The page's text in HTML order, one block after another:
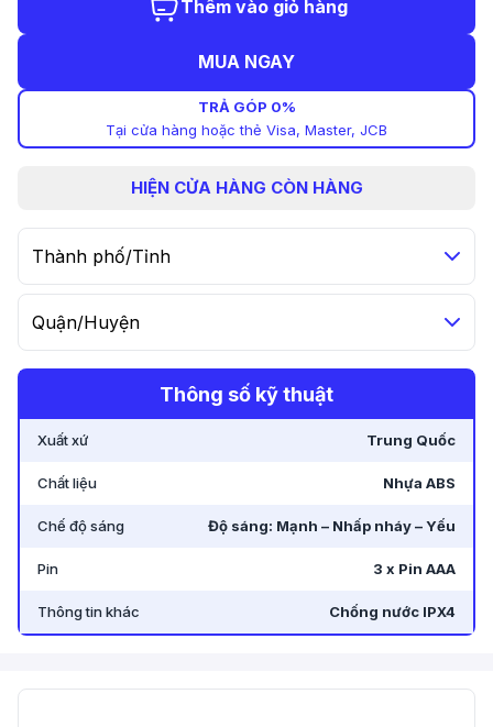
Thêm vào giỏ hàng
MUA NGAY
TRẢ GÓP 0%
Tại cửa hàng hoặc thẻ Visa, Master, JCB
HIỆN CỬA HÀNG CÒN HÀNG
Thành phố/Tỉnh
Quận/Huyện
Thông số kỹ thuật
Xuất xứ Trung Quốc
Chất liệu Nhựa ABS
Chế độ sáng Độ sáng: Mạnh – Nhấp nháy – Yếu
Pin 3 x Pin AAA
Thông tin khác Chống nước IPX4